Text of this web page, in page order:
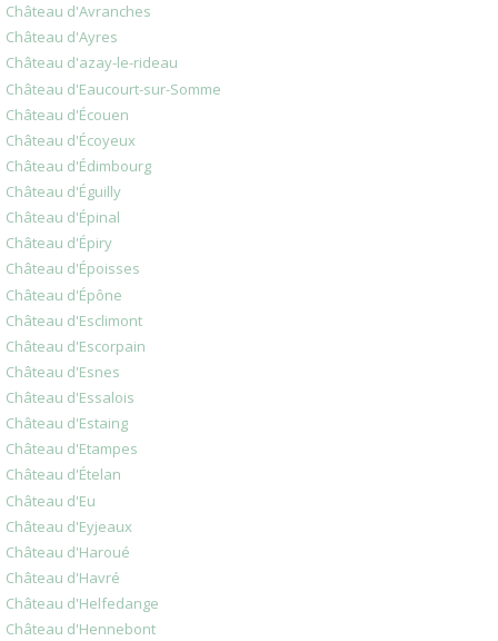
Château d'Avranches
Château d'Ayres
Château d'azay-le-rideau
Château d'Eaucourt-sur-Somme
Château d'Écouen
Château d'Écoyeux
Château d'Édimbourg
Château d'Éguilly
Château d'Épinal
Château d'Épiry
Château d'Époisses
Château d'Épône
Château d'Esclimont
Château d'Escorpain
Château d'Esnes
Château d'Essalois
Château d'Estaing
Château d'Etampes
Château d'Ételan
Château d'Eu
Château d'Eyjeaux
Château d'Haroué
Château d'Havré
Château d'Helfedange
Château d'Hennebont